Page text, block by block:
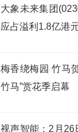
大象未来集团
应占溢利1.8亿港
梅香绕梅园 竹马
竹马”赏花季启幕
视声智能：2月26